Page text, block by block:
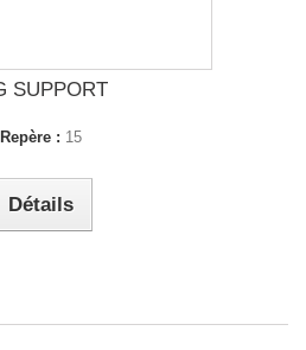
SUPPORT
Repère : 15
Détails